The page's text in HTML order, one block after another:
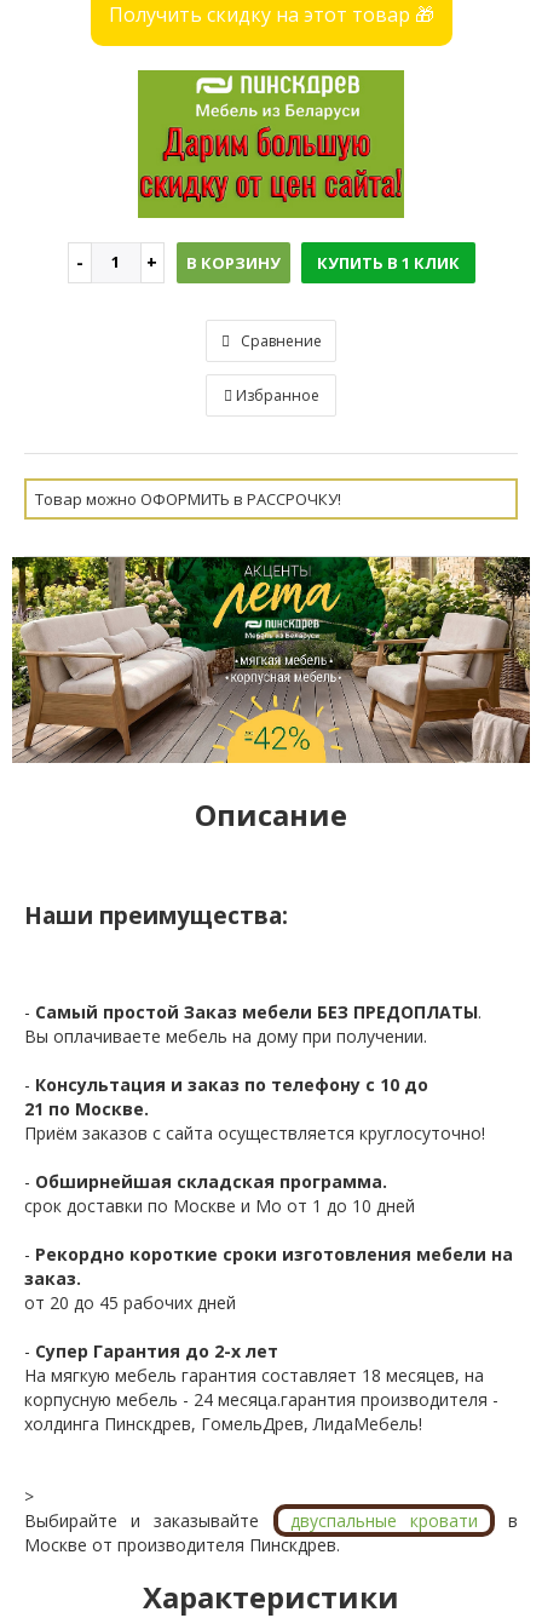
Получить скидку на этот товар 🎁
В КОРЗИНУ КУПИТЬ В 1 КЛИК
Сравнение
Избранное
Товар можно ОФОРМИТЬ в РАССРОЧКУ!
Описание
Наши преимущества:
- Самый простой Заказ мебели БЕЗ ПРЕДОПЛАТЫ.
Вы оплачиваете мебель на дому при получении.
- Консультация и заказ по телефону с 10 до
21 по Москве.
Приём заказов с сайта осуществляется круглосуточно!
- Обширнейшая складская программа.
срок доставки по Москве и Мо от 1 до 10 дней
- Рекордно короткие сроки изготовления мебели на
заказ.
от 20 до 45 рабочих дней
- Супер Гарантия до 2-х лет
На мягкую мебель гарантия составляет 18 месяцев, на
корпусную мебель - 24 месяца.гарантия производителя -
холдинга Пинскдрев, ГомельДрев, ЛидаМебель!
>
Выбирайте и заказывайте
двуспальные кровати
в
Москве от производителя Пинскдрев.
Характеристики